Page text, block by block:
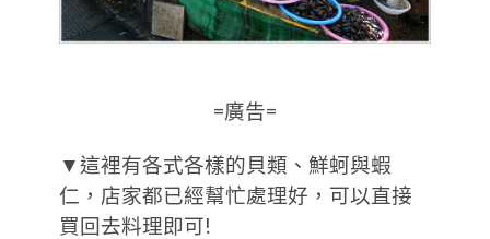
=廣告=
▼這裡有各式各樣的貝類、鮮蚵與蝦
仁，店家都已經幫忙處理好，可以直接
買回去料理即可!